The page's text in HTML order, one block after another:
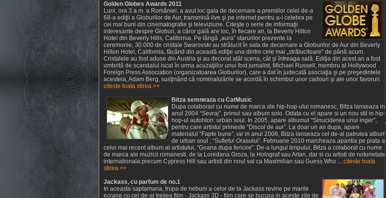
Golden Globes Awards 2011
Luni, ora 3 a.m. a României, a avut loc gala de decernare a premiilor celei de-a
68-a ediţii a Globurilor de Aur, transmisă live şi pe internet pentru a-i celebra pe
cei mai buni din cinematografie şi televiziune. Citeşte o serie de informaţii
interesante despre Globuri, a căror gală are loc, în fiecare an, la Beverly Hilton
Hotel din Beverly Hills, California. Pe lângă „aura” starurilor prezente la
ceremonie, 30.000 de cristale Swarovski au strălucit în sala de decernare a Globurilor de Aur din Beverly
Hilton Hotel, California, făcând din această ediţie una dintre cele mai „strălucitoare” de până acum.
Cristalele au fost aduse din Austria şi au decorat atât scena, cât şi întreaga sală. Ediţia din acest an a fost
umbrită de scandalul iscat în urma acuzaţiilor unui fost jurnalist, Michael Russell, membru al Hollywood
Foreign Press Association (organizatoarea Globurilor), care a dat în judecată asociaţia şi pe preşedintele
acesteia, Adam Berg, susţinând că nominalizările se acordă în schimbul unor cadouri şi ale unor favoruri. ...
citeste toata stirea >>
Bitza semneaza cu CatMusic
Dupa colaborari cu nume de marca ale hip-hop-ului romanesc, Bitza lanseaza in
anul 2004 “Sevraj”, primul sau album solo. Odata cu el apare si un nou stil in hip-
hop-ul autohton: urban soul. In 2005, apare albumul “Sinuciderea unui inger”,
pentru care artistul primeste “Discul de aur”. La doar un an dupa, apare
materialul “Fapte bune”, iar in anul 2008, Bitza lanseaza cel de-al patrulea album
de urban soul , “Sufletul Orasului”. Februarie 2010 marcheaza aparitia pe piata a
celui mai recent album al artistului, “Goana dupa fericire”. De-a lungul timpului, Bitza a colaborat cu nume
de marca ale muzicii romanesti, de la Loredana Groza, la Holograf sau Artan, dar si cu artisti de notorietate
internationala precum Cypress Hill sau artisti din noul val ca Maximilian sau Guess Who ... citeste toata
stirea >>
Jackass, cu parfum de no.1
In aceasta saptamana, trupa de nebuni a celor de la Jackass revine pe marile
ecrane cu cel de-al treilea film - Jackass 3D - film care se bucura in aceste zile de